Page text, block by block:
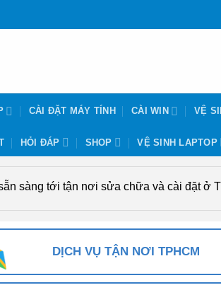
CÀI ĐẶT MÁY TÍNH CÀI WIN VỆ
HỎI ĐÁP SHOP VỆ SINH LAPTOP
sàng tới tận nơi sửa chữa và cài đặt ở
DỊCH VỤ TẬN NƠI TPHCM